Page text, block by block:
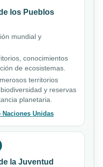
los Pueblos
mundial y
conocimientos
de ecosistemas.
territorios
y reservas
planetaria.
Unidas
la Juventud